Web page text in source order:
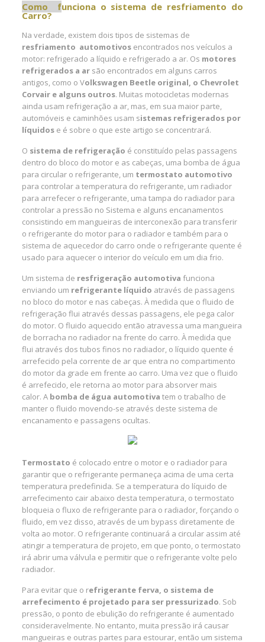
Como funciona o sistema de resfriamento do
Carro?
Na verdade, existem dois tipos de sistemas de
resfriamento automotivos encontrados nos veículos a
motor: refrigerado a líquido e refrigerado a ar. Os motores
refrigerados a ar são encontrados em alguns carros
antigos, como o Volkswagen Beetle original, o Chevrolet
Corvair e alguns outros. Muitas motocicletas modernas
ainda usam refrigeração a ar, mas, em sua maior parte,
automóveis e caminhões usam sistemas refrigerados por
líquidos e é sobre o que este artigo se concentrará.
O sistema de refrigeração é constituído pelas passagens
dentro do bloco do motor e as cabeças, uma bomba de água
para circular o refrigerante, um termostato automotivo
para controlar a temperatura do refrigerante, um radiador
para arrefecer o refrigerante, uma tampa do radiador para
controlar a pressão no Sistema e alguns encanamentos
consistindo em mangueiras de interconexão para transferir
o refrigerante do motor para o radiador e também para o
sistema de aquecedor do carro onde o refrigerante quente é
usado para aquecer o interior do veículo em um dia frio.
Um sistema de resfrigeração automotiva funciona
enviando um refrigerante líquido através de passagens
no bloco do motor e nas cabeças. À medida que o fluido de
refrigeração flui através dessas passagens, ele pega calor
do motor. O fluido aquecido então atravessa uma mangueira
de borracha no radiador na frente do carro. À medida que
flui através dos tubos finos no radiador, o líquido quente é
arrefecido pela corrente de ar que entra no compartimento
do motor da grade em frente ao carro. Uma vez que o fluido
é arrefecido, ele retorna ao motor para absorver mais
calor. A bomba de água automotiva tem o trabalho de
manter o fluido movendo-se através deste sistema de
encanamento e passagens ocultas.
Termostato é colocado entre o motor e o radiador para
garantir que o refrigerante permaneça acima de uma certa
temperatura predefinida. Se a temperatura do líquido de
arrefecimento cair abaixo desta temperatura, o termostato
bloqueia o fluxo de refrigerante para o radiador, forçando o
fluido, em vez disso, através de um bypass diretamente de
volta ao motor. O refrigerante continuará a circular assim até
atingir a temperatura de projeto, em que ponto, o termostato
irá abrir uma válvula e permitir que o refrigerante volte pelo
radiador.
Para evitar que o refrigerante ferva, o sistema de
arrefecimento é projetado para ser pressurizado. Sob
pressão, o ponto de ebulição do refrigerante é aumentado
consideravelmente. No entanto, muita pressão irá causar
mangueiras e outras partes para estourar, então um sistema